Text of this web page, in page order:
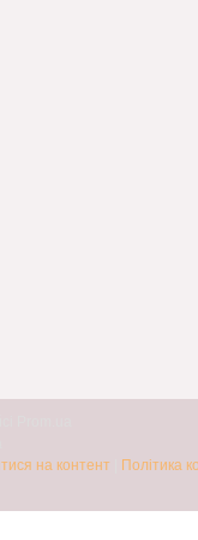
на контент
Політика